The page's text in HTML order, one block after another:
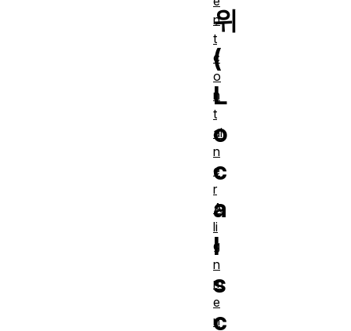
위
(
L
o
c
a
l
s
c
n
t
c
o
n
t
ai
n
e
r
A
li
g
n
m
e
n